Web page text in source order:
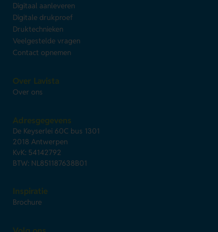
Digitaal aanleveren
Digitale drukproef
Druktechnieken
Veelgestelde vragen
Contact opnemen
Over Lavista
Over ons
Adresgegevens
De Keyserlei 60C bus 1301
2018 Antwerpen
KvK: 54142792
BTW: NL851187638B01
Inspiratie
Brochure